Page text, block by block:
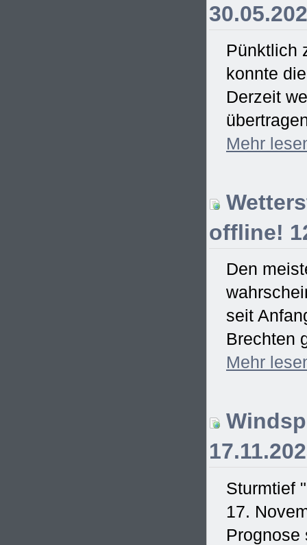
Pünktlich
konnte
Derzeit
Mehr
offline!
Den
seit
Brechten
Mehr
Sturmtief
17.
Prognose